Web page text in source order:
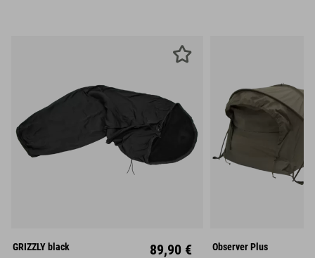
GRIZZLY black 89,90 € Observer Plus